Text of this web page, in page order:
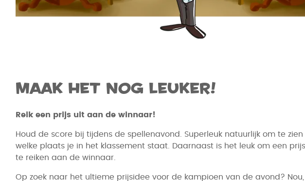
Maak het nog leuker!
Reik een prijs uit aan de winnaar!
Houd de score bij tijdens de spellenavond. Superleuk natuurlijk om te zien
welke plaats je in het klassement staat. Daarnaast is het leuk om een
te reiken aan de winnaar.
Op zoek naar het ultieme prijsidee voor de kampioen van de avond? Nou,